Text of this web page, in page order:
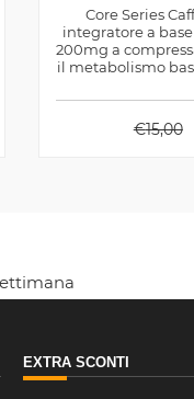
Core Series
integratore a
200mg a
il metabolismo
€15,00
EXTRA SCONTI